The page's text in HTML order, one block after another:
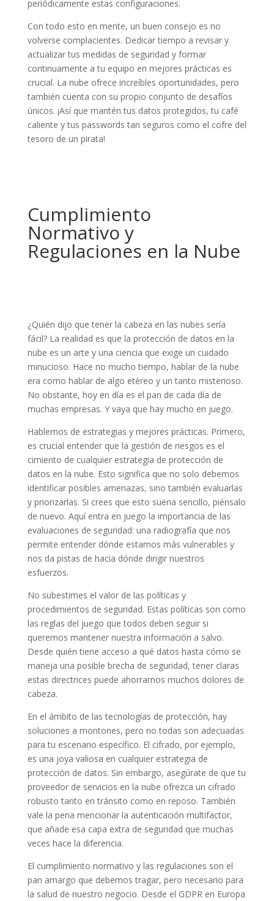
periódicamente estas configuraciones.
Con todo esto en mente, un buen consejo es no
volverse complacientes. Dedicar tiempo a revisar y
actualizar tus medidas de seguridad y formar
continuamente a tu equipo en mejores prácticas es
crucial. La nube ofrece increíbles oportunidades, pero
también cuenta con su propio conjunto de desafíos
únicos. ¡Así que mantén tus datos protegidos, tu café
caliente y tus passwords tan seguros como el cofre del
tesoro de un pirata!
Cumplimiento
Normativo y
Regulaciones en la Nube
¿Quién dijo que tener la cabeza en las nubes sería
fácil? La realidad es que la protección de datos en la
nube es un arte y una ciencia que exige un cuidado
minucioso. Hace no mucho tiempo, hablar de la nube
era como hablar de algo etéreo y un tanto misterioso.
No obstante, hoy en día es el pan de cada día de
muchas empresas. Y vaya que hay mucho en juego.
Hablemos de estrategias y mejores prácticas. Primero,
es crucial entender que la gestión de riesgos es el
cimiento de cualquier estrategia de protección de
datos en la nube. Esto significa que no solo debemos
identificar posibles amenazas, sino también evaluarlas
y priorizarlas. Si crees que esto suena sencillo, piénsalo
de nuevo. Aquí entra en juego la importancia de las
evaluaciones de seguridad: una radiografía que nos
permite entender dónde estamos más vulnerables y
nos da pistas de hacia dónde dirigir nuestros
esfuerzos.
No subestimes el valor de las políticas y
procedimientos de seguridad. Estas políticas son como
las reglas del juego que todos deben seguir si
queremos mantener nuestra información a salvo.
Desde quién tiene acceso a qué datos hasta cómo se
maneja una posible brecha de seguridad, tener claras
estas directrices puede ahorrarnos muchos dolores de
cabeza.
En el ámbito de las tecnologías de protección, hay
soluciones a montones, pero no todas son adecuadas
para tu escenario específico. El cifrado, por ejemplo,
es una joya valiosa en cualquier estrategia de
protección de datos. Sin embargo, asegúrate de que tu
proveedor de servicios en la nube ofrezca un cifrado
robusto tanto en tránsito como en reposo. También
vale la pena mencionar la autenticación multifactor,
que añade esa capa extra de seguridad que muchas
veces hace la diferencia.
El cumplimiento normativo y las regulaciones son el
pan amargo que debemos tragar, pero necesario para
la salud de nuestro negocio. Desde el GDPR en Europa